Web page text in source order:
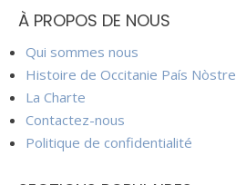
À PROPOS DE NOUS
Qui sommes nous
Histoire de Occitanie País Nòstre
La Charte
Contactez-nous
Politique de confidentialité